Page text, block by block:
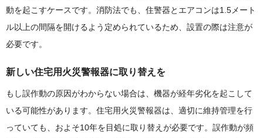
動を起こすケースです。消防法でも、住警器とエアコンは1.5メート
ル以上の間隔を開けるよう定められているため、設置の際は注意が
必要です。
新しい住宅用火災警報器に取り替えを
もし誤作動の原因がわからない場合は、機器が経年劣化を起こして
いる可能性があります。住宅用火災警報器は、適切に維持管理を行
っていても、およそ10年を目処に取り替えが必要です。誤作動が頻